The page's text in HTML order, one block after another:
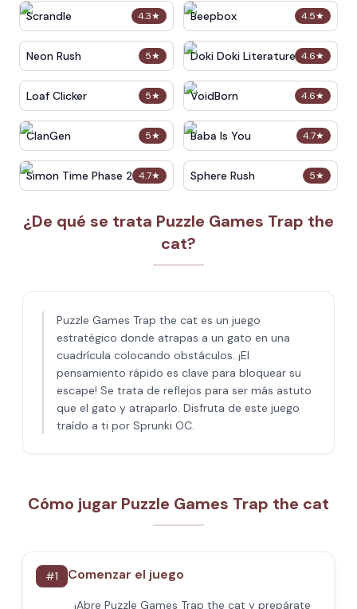
4.3★
Scrandle 4.5★
Beepbox
5★
Neon Rush 4.6★
Doki Doki Literature Club
5★
Loaf Clicker 4.6★
VoidBorn
5★
ClanGen 4.7★
Baba Is You
4.7★
Simon Time Phase 2 5★
Sphere Rush
¿De qué se trata Puzzle Games Trap the
cat?
Puzzle Games Trap the cat es un juego
estratégico donde atrapas a un gato en una
cuadrícula colocando obstáculos. ¡El
pensamiento rápido es clave para bloquear su
escape! Se trata de reflejos para ser más astuto
que el gato y atraparlo. Disfruta de este juego
traído a ti por Sprunki OC.
Cómo jugar Puzzle Games Trap the cat
#1 Comenzar el juego
¡Abre Puzzle Games Trap the cat y prepárate